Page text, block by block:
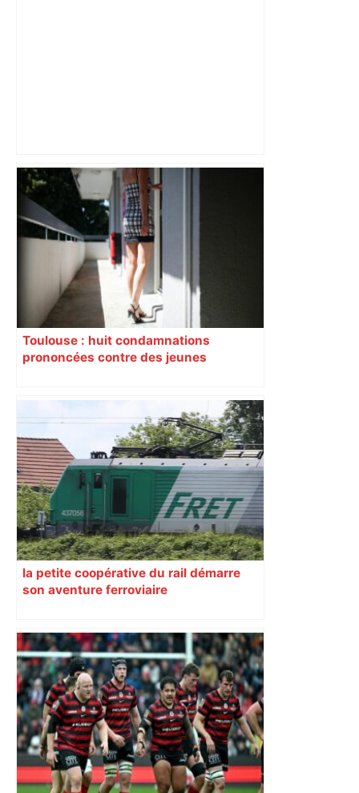
« Rien d'inquiétant » pour Guillaume
Restes, le gardien de Toulouse, après
sa sortie à Metz – L'Équipe
Toulouse : huit condamnations
prononcées contre des jeunes
la petite coopérative du rail démarre
son aventure ferroviaire